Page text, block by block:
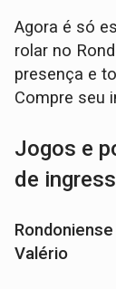
Agora é só
rolar no
presença e
Compre seu
Jogos e
de
Valério